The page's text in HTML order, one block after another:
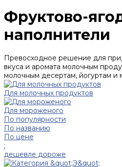
Фруктово-
наполнители
Превосходное решение для
вкуса и аромата молочным
молочным десертам, йогуртам и
Для молочных продуктов
Для мороженого
По популярности
По названию
По цене
:
дешевле дороже